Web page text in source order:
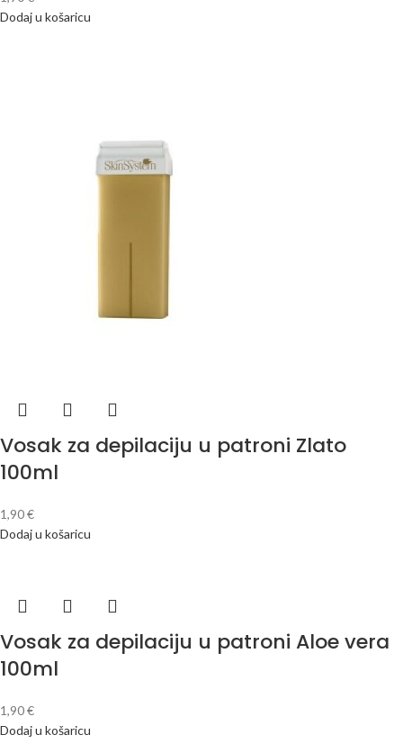
Dodaj u košaricu
Vosak za depilaciju u patroni Zlato
100ml
1,90€
Dodaj u košaricu
Vosak za depilaciju u patroni Aloe vera
100ml
1,90€
Dodaj u košaricu